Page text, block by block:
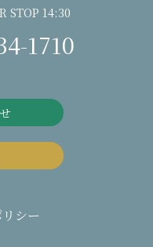
STOP 14:30
1710
シー